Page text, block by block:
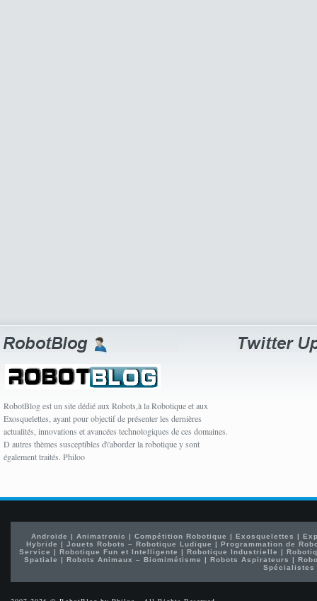
RobotBlog est un site dédié aux Robots,à la Robotique et aux
Exosquelettes, ayant pour objectif de présenter les dernières
actualités, innovations et avancées technologiques de ces domaines.
D autres thèmes susceptibles d\'aborder la robotique y sont
également traités. Philoo
Androïde | Animatronic | Compétition Robotique | Exosquelettes |
Hybride |Jouets Robots – Robotique Ludique |Programmation de
Service | Robotique Fun et Intelligente | Robotique Industrielle |
Spatiale | Robots Animaux – Biomimétisme | Robots Aspirateurs |
Spécialistes